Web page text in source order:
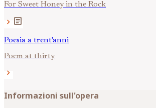
For Sweet Honey in the Rock
chevron_right article
Poesia a trent'anni
Poem at thirty
chevron_right
Informazioni sull'opera